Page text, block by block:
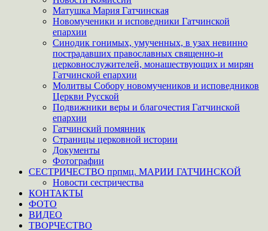
Матушка Мария Гатчинская
Новомученики и исповедники Гатчинской
епархии
Синодик гонимых, умученных, в узах невинно
пострадавших православных священно-и
церковнослужителей, монашествующих и мирян
Гатчинской епархии
Молитвы Собору новомучеников и исповедников
Церкви Русской
Подвижники веры и благочестия Гатчинской
епархии
Гатчинский помянник
Страницы церковной истории
Документы
Фотографии
СЕСТРИЧЕСТВО прпмц. МАРИИ ГАТЧИНСКОЙ
Новости сестричества
КОНТАКТЫ
ФОТО
ВИДЕО
ТВОРЧЕСТВО